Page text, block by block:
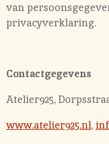
van
privacyverklaring.
Contactgegevens
Atelier925,
www.atelier925.nl,